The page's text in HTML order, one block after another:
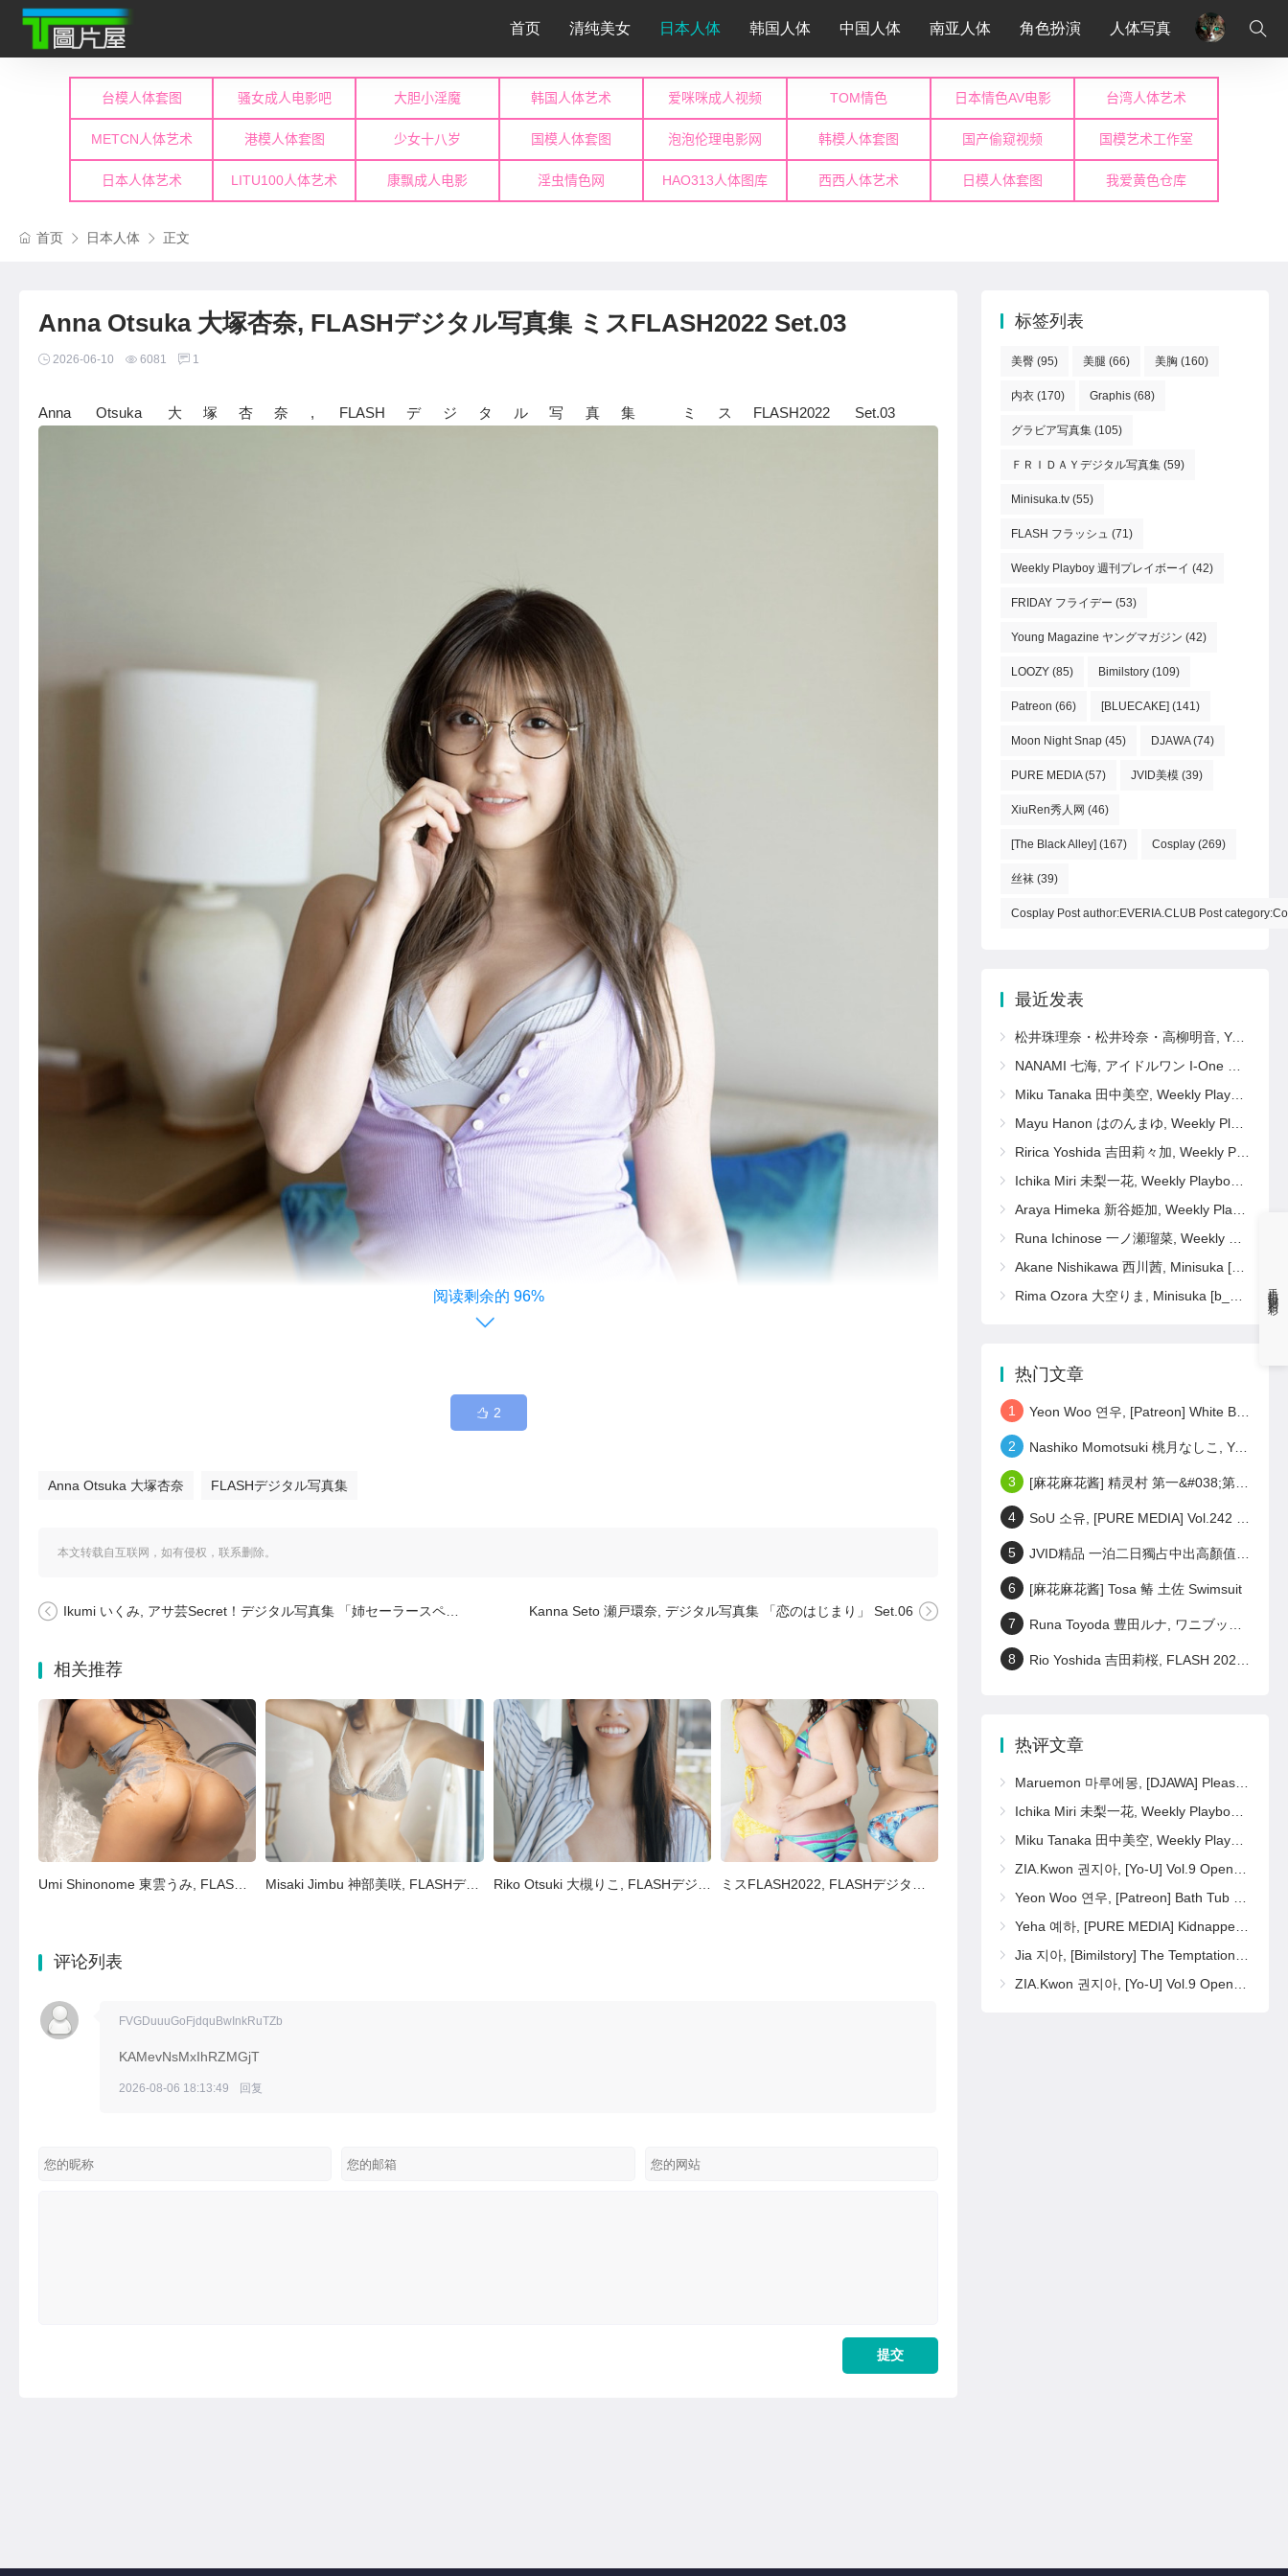
首页 清纯美女 日本人体 韩国人体 中国人体 南亚人体 角色扮演 人体写真
手机扫码更精彩
首页 日本人体 正文
Anna Otsuka 大塚杏奈, FLASHデジタル写真集 ミスFLASH2022 Set.03
2026-06-10 6081 1
Anna Otsuka 大塚杏奈, FLASHデジタル写真集 ミスFLASH2022 Set.03
96%
2
Anna Otsuka 大塚杏奈 FLASHデジタル写真集
本文转载自互联网，如有侵权，联系删除。
Ikumi いくみ, アサ芸Secret！デジタル写真集 「姉セーラースペシャル ふたりだけの秘密だよ」 Set.02 Kanna Seto 瀬戸環奈, デジタル写真集 「恋のはじまり」 Set.06
相关推荐
Umi Shinonome 東雲うみ, FLASHデジタル写真集 『密会』 Set.02 Misaki Jimbu 神部美咲, FLASHデジタル写真集 『ここだけの話 vol.1』 Set.03 Riko Otsuki 大槻りこ, FLASHデジタル写真集 『朝陽と&#8230;』 Set.01 ミスFLASH2022, FLASHデジタル写真集 [新世代] Set.02
评论列表
FVGDuuuGoFjdquBwInkRuTZb
KAMevNsMxIhRZMGjT
2026-08-06 18:13:49 回复
标签列表
美臀 (95) 美腿 (66) 美胸 (160)
内衣 (170) Graphis (68)
グラビア写真集 (105)
ＦＲＩＤＡＹデジタル写真集 (59)
Minisuka.tv (55)
FLASH フラッシュ (71)
Weekly Playboy 週刊プレイボーイ (42)
FRIDAY フライデー (53)
Young Magazine ヤングマガジン (42)
LOOZY (85) Bimilstory (109)
Patreon (66) [BLUECAKE] (141)
Moon Night Snap (45) DJAWA(74)
PURE MEDIA(57) JVID美模 (39)
XiuRen秀人网 (46)
[The Black Alley] (167) Cosplay (269)
丝袜 (39)
Cosplay Post author:EVERIA.CLUB Post
最近发表
松井珠理奈・松井玲奈・高柳明音, Young Animal 2011 No.11 (ヤングアニマル 2011年11号)
NANAMI 七海, アイドルワン I-One サンプル版 おしえて！ななみ先生
Miku Tanaka 田中美空, Weekly Playboy 2025 No.16 (週刊プレイボーイ 2025年16号)
Mayu Hanon はのんまゆ, Weekly Playboy 2025 No.16 (週刊プレイボーイ 2025年16号)
Ririca Yoshida 吉田莉々加, Weekly Playboy 2025 No.16 (週刊プレイボーイ 2025年16号)
Ichika Miri 未梨一花, Weekly Playboy 2025 No.16 (週刊プレイボーイ 2025年16号)
Araya Himeka 新谷姫加, Weekly Playboy 2025 No.16 (週刊プレイボーイ 2025年16号)
Runa Ichinose 一ノ瀬瑠菜, Weekly Playboy 2025 No.16 (週刊プレイボーイ 2025年16号)
Akane Nishikawa 西川茜, Minisuka [b_gen_ppv01_nishikawa_a14]
Rima Ozora 大空りま, Minisuka [b_gen_ppv01_ozora_r16]
热门文章
1 Yeon Woo 연우, [Patreon] White Bodysuit Set.02
2 Nashiko Momotsuki 桃月なしこ, Young Magazine 2023 No.28 (ヤングマガジン 2023年28号)
3 [麻花麻花酱] 精灵村 第一&#038;第三村人 Elf Village
4 SoU 소유, [PURE MEDIA] Vol.242 누드 디지털화보 Set.01
5 JVID精品 一泊二日獨占中出高顏值美女偷情之旅 激戰泡溫泉SEX啪啪啪! Set.02
6 [麻花麻花酱] Tosa 䲠 土佐 Swimsuit
7 Runa Toyoda 豊田ルナ, ワニブックス デジタル写真集 『 君の笑顔が好きなんだ 』 Set.01
8 Rio Yoshida 吉田莉桜, FLASH 2023.06.27 (フラッシュ 2023年6月27日号)
热评文章
Maruemon 마루에몽, [DJAWA] Please Sister Pearl
Ichika Miri 未梨一花, Weekly Playboy 2025 No.16 (週刊プレイボーイ 2025年16号)
Miku Tanaka 田中美空, Weekly Playboy 2025 No.16 (週刊プレイボーイ 2025年16号)
ZIA.Kwon 권지아, [Yo-U] Vol.9 Open Set.01
Yeon Woo 연우, [Patreon] Bath Tub Set.03
Yeha 예하, [PURE MEDIA] Kidnapped Basement Office Girl Set.02
Jia 지아, [Bimilstory] The Temptation of Black Qipao Set.02
ZIA.Kwon 권지아, [Yo-U] Vol.9 Open Set.02